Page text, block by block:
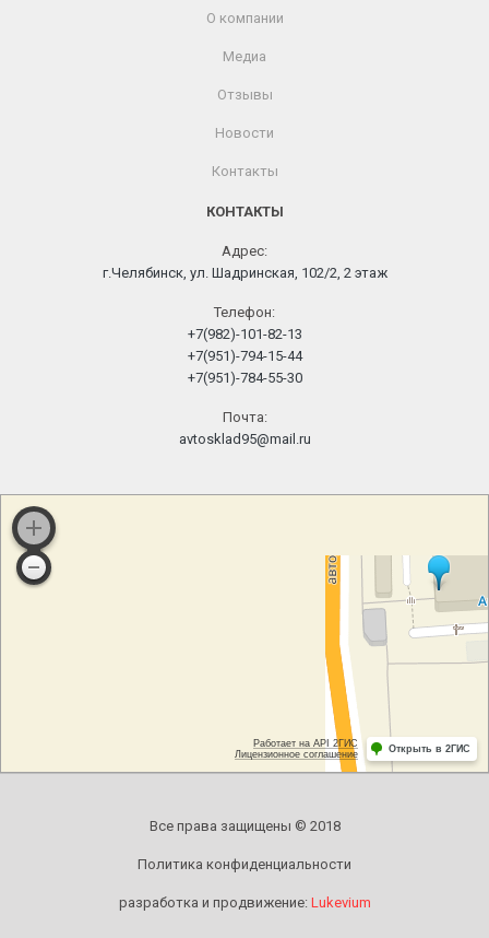
О компании
Медиа
Отзывы
Новости
Контакты
КОНТАКТЫ
Адрес:
г.Челябинск, ул. Шадринская, 102/2, 2 этаж
Телефон:
+7(982)-101-82-13
+7(951)-794-15-44
+7(951)-784-55-30
Почта:
avtosklad95@mail.ru
Все права защищены © 2018
Политика конфиденциальности
разработка и продвижение: Lukevium